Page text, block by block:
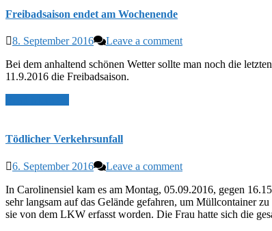
Freibadsaison endet am Wochenende
8. September 2016
Leave a comment
Bei dem anhaltend schönen Wetter sollte man noch die
11.9.2016 die Freibadsaison.
Tödlicher Verkehrsunfall
6. September 2016
Leave a comment
In Carolinensiel kam es am Montag, 05.09.2016, gegen
sehr langsam auf das Gelände gefahren, um Müllcontainer
sie von dem LKW erfasst worden. Die Frau hatte sich die